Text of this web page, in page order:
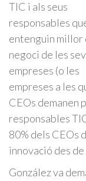
TIC i als seus
responsables
entenguin millor
negoci de les
empreses (o les
empreses a les
CEOs demanen
responsables
80% dels CEOs
innovació des
González va